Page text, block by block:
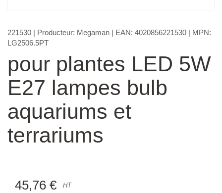
221530 | Producteur: Megaman | EAN: 4020856221530 | MPN:
LG2506.5PT
pour plantes LED 5W
E27 lampes bulb
aquariums et
terrariums
45,76 € HT